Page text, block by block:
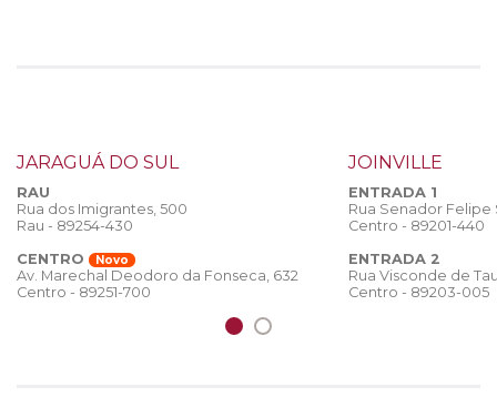
JARAGUÁ DO SUL
RAU
Rua dos Imigrantes, 500
Rau - 89254-430
CENTRO
Novo
Av. Marechal Deodoro da Fonseca, 632
Centro - 89251-700
JOINVILLE
ENTRADA 1
Rua Senador
Centro - 89201-440
ENTRADA 2
Rua Visconde de
Centro - 89203-005